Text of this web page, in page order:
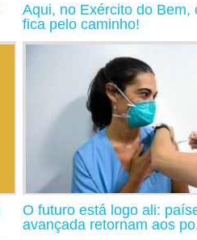
Aqui, no Exército do Bem,
fica pelo caminho!
O futuro está logo ali:
avançada retornam aos